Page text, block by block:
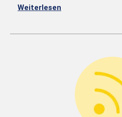
Weiterlesen